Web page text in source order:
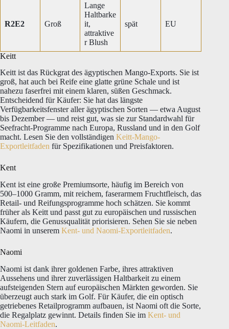
R2E2 Groß
Lange
Haltbarke
it,
attraktive
r Blush
spät EU
Keitt
Keitt ist das Rückgrat des ägyptischen Mango-Exports. Sie ist
groß, hat auch bei Reife eine glatte grüne Schale und ist
nahezu faserfrei mit einem klaren, süßen Geschmack.
Entscheidend für Käufer: Sie hat das längste
Verfügbarkeitsfenster aller ägyptischen Sorten — etwa August
bis Dezember — und reist gut, was sie zur Standardwahl für
Seefracht-Programme nach Europa, Russland und in den Golf
macht. Lesen Sie den vollständigen Keitt-Mango-
Exportleitfaden für Spezifikationen und Preisfaktoren.
Kent
Kent ist eine große Premiumsorte, häufig im Bereich von
500–1000 Gramm, mit reichem, faserarmem Fruchtfleisch, das
Retail- und Reifungsprogramme hoch schätzen. Sie kommt
früher als Keitt und passt gut zu europäischen und russischen
Käufern, die Genussqualität priorisieren. Sehen Sie sie neben
Naomi in unserem Kent- und Naomi-Exportleitfaden.
Naomi
Naomi ist dank ihrer goldenen Farbe, ihres attraktiven
Aussehens und ihrer zuverlässigen Haltbarkeit zu einem
aufsteigenden Stern auf europäischen Märkten geworden. Sie
überzeugt auch stark im Golf. Für Käufer, die ein optisch
getriebenes Retailprogramm aufbauen, ist Naomi oft die Sorte,
die Regalplatz gewinnt. Details finden Sie im Kent- und
Naomi-Leitfaden.